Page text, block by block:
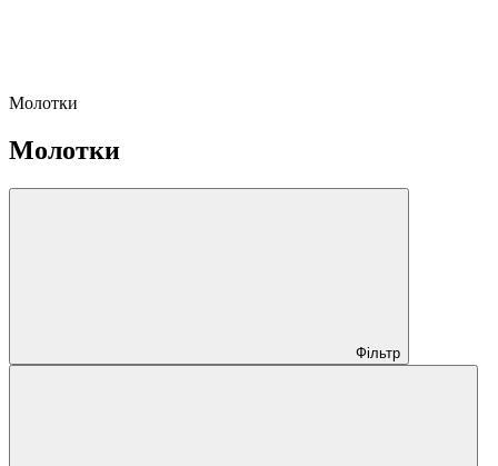
Молотки
Молотки
Фільтр